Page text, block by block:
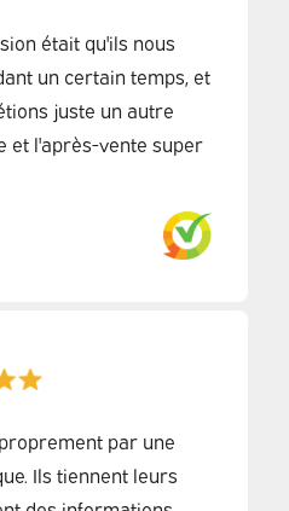
était qu'ils nous
un certain temps, et
juste un autre
et l'après-vente super
par une
Ils tiennent leurs